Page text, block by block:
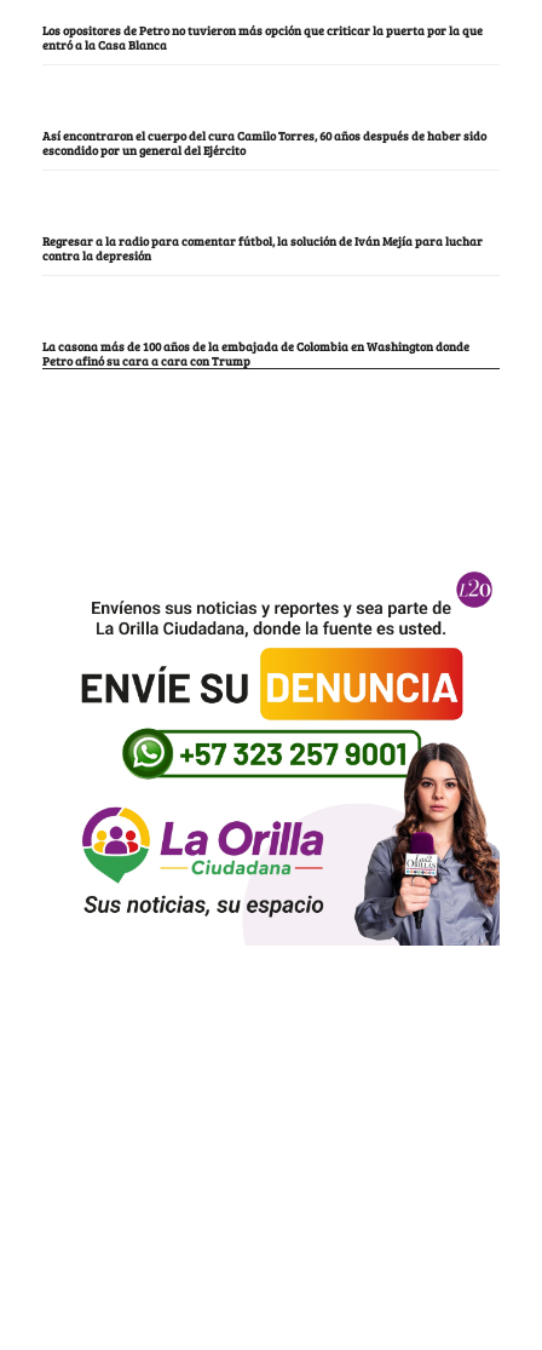
Los opositores de Petro no tuvieron más opción que criticar la puerta por la que
entró a la Casa Blanca
Así encontraron el cuerpo del cura Camilo Torres, 60 años después de haber sido
escondido por un general del Ejército
Regresar a la radio para comentar fútbol, la solución de Iván Mejía para luchar
contra la depresión
La casona más de 100 años de la embajada de Colombia en Washington donde
Petro afinó su cara a cara con Trump